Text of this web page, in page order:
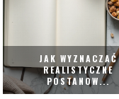
JAK WYZNACZAĆ
REALISTYCZNE
POSTANOW...